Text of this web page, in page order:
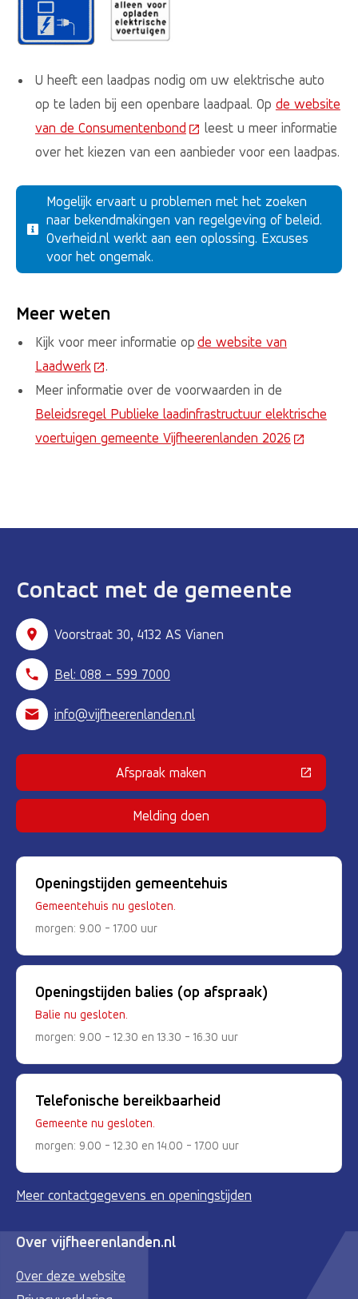
U heeft een laadpas nodig om uw elektrische auto
op te laden bij een openbare laadpaal. Op de website
van de Consumentenbond (Deze link gaat naar een
leest u meer informatie
over het kiezen van een aanbieder voor een laadpas.
Mogelijk ervaart u problemen met het zoeken
naar bekendmakingen van regelgeving of beleid.
Overheid.nl werkt aan een oplossing. Excuses
voor het ongemak.
Meer weten
Kijk voor meer informatie op de website van
Laadwerk(Deze link gaat naar een externe website)
.
Meer informatie over de voorwaarden in de
Beleidsregel Publieke laadinfrastructuur elektrische
voertuigen gemeente Vijfheerenlanden 2026 (Deze link
Contact met de gemeente
Voorstraat 30, 4132 AS Vianen
Bel: 088 - 599 7000
info@vijfheerenlanden.nl
Afspraak maken(Deze link gaat naar een externe
Melding doen
Openingstijden gemeentehuis
Gemeentehuis nu gesloten.
morgen: 9.00 - 17.00 uur
Openingstijden balies (op afspraak)
Balie nu gesloten.
morgen: 9.00 - 12.30 en 13.30 - 16.30 uur
Telefonische bereikbaarheid
Gemeente nu gesloten.
morgen: 9.00 - 12.30 en 14.00 - 17.00 uur
Meer contactgegevens en openingstijden
Over vijfheerenlanden.nl
Over deze website